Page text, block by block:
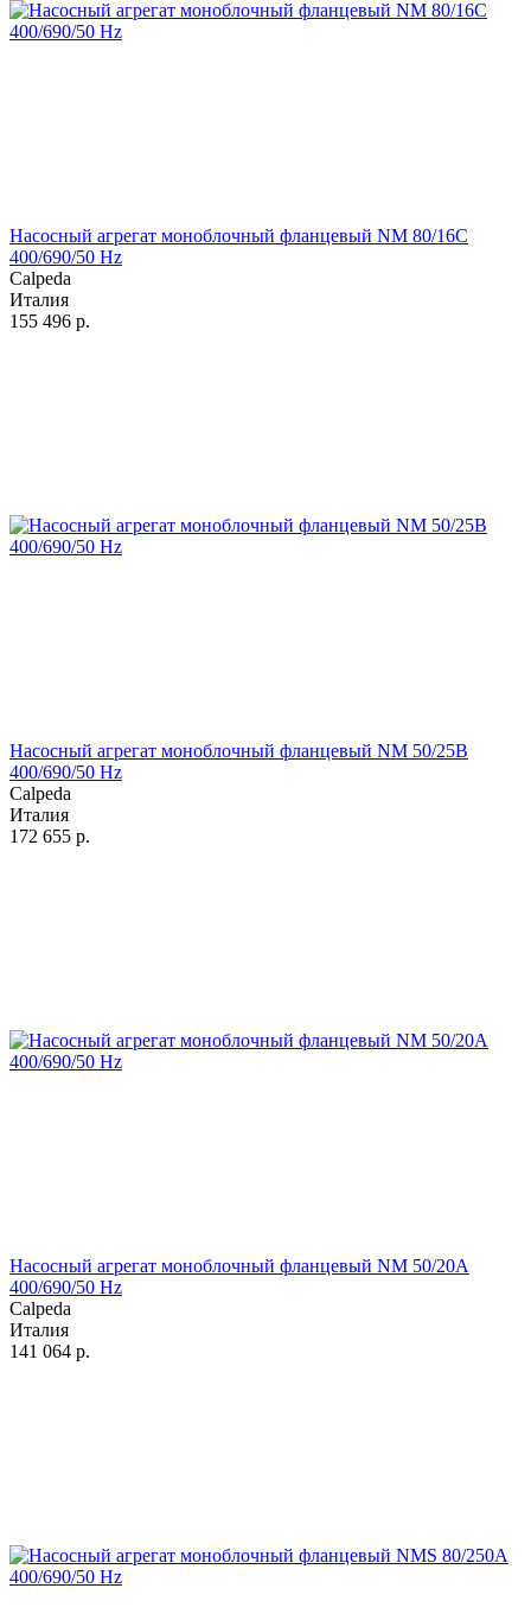
Насосный агрегат моноблочный фланцевый NM 80/16C
400/690/50 Hz
Calpeda
Италия
155 496 р.
Насосный агрегат моноблочный фланцевый NM 50/25B
400/690/50 Hz
Calpeda
Италия
172 655 р.
Насосный агрегат моноблочный фланцевый NM 50/20A
400/690/50 Hz
Calpeda
Италия
141 064 р.